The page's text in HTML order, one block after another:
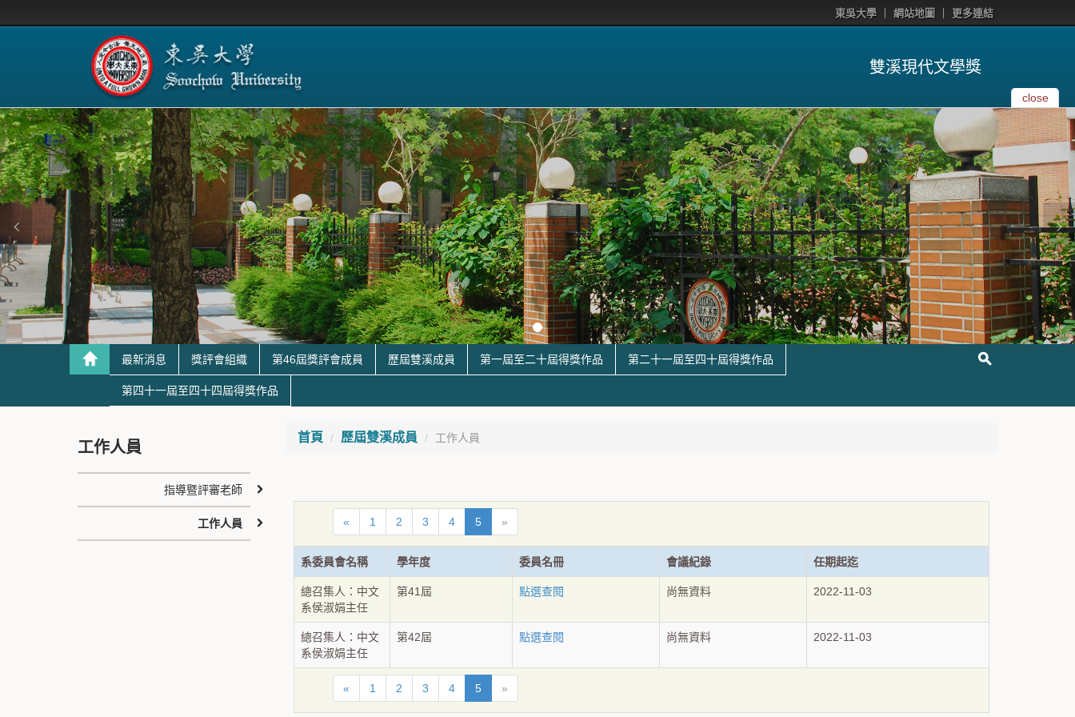
東吳大學 網站地圖 更多連結
雙溪現代文學獎
close
最新消息 獎評會組織 第46屆獎評會成員 歷屆雙溪成員 第一屆至二十屆得獎作品 第二十一屆至四十屆得獎作品
第四十一屆至四十四屆得獎作品
首頁 歷屆雙溪成員 工作人員
« 1 2 3 4 5 »
系委員會名稱 學年度 委員名冊 會議紀錄 任期起迄
總召集人：中文
系侯淑娟主任
第41屆 點選查閱 尚無資料 2022-11-03
總召集人：中文
系侯淑娟主任
第42屆 點選查閱 尚無資料 2022-11-03
« 1 2 3 4 5 »
工作人員
指導暨評審老師
工作人員